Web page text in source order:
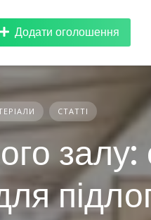
Додати оголошення
СТАТТІ